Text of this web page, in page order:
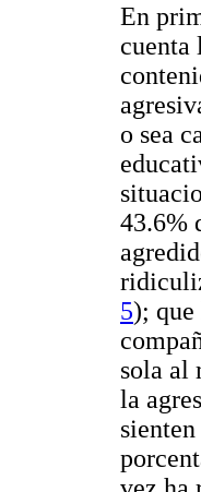
En
cuenta
o sea
43.6%
5); que
sola al
la